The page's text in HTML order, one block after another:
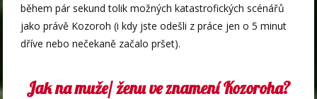
během pár sekund tolik možných katastrofických scénářů
jako právě Kozoroh (i kdy jste odešli z práce jen o 5 minut
dříve nebo nečekaně začalo pršet).
Jak na muže/ ženu ve znamení Kozoroha?